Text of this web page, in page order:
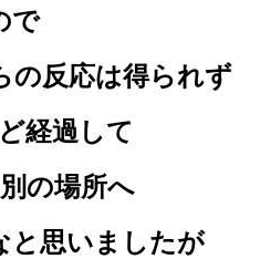
で
の反応は得られず
経過して
の場所へ
と思いましたが